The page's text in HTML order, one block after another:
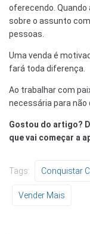
oferecendo.
sobre o assunto
pessoas.
Uma venda é
fará toda diferença.
Ao trabalhar com
necessária para
Gostou do artigo?
que vai começar a
Tags: Conquistar
Vender Mais